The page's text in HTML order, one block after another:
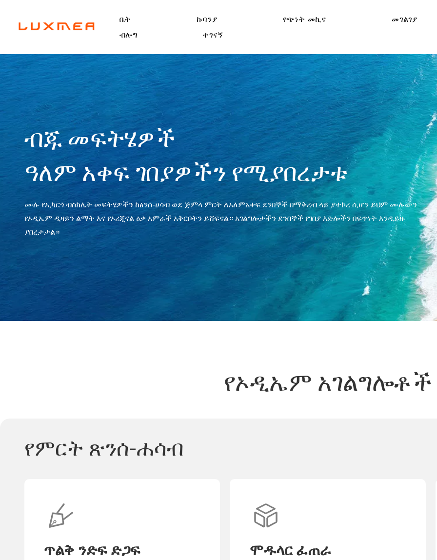
ቤት ኩባንያ የጭነት መኪና መገልገያ
ብሎግ
ተገናኝ
ብጁ መፍትሄዎች
ዓለም አቀፍ ገበያዎችን የሚያበረታቱ
ሙሉ የኢካርጎ ብስክሌት መፍትሄዎችን ከፅንሰ-ሀሳብ ወደ ጅምላ ምርት ለአለምአቀፍ ደንበኞች በማቅረብ ላይ ያተኮረ ሲሆን ይህም ሙሉውን
የኦዲኤም ዲዛይን ልማት እና የኦሪጂናል ዕቃ አምራች አቅርቦትን ይሸፍናል። አገልግሎታችን ደንበኞች የገበያ እድሎችን በፍጥነት እንዲይዙ
ያበረታታል።
የኦዲኤም አገልግሎቶች
የምርት ጽንሰ-ሐሳብ
ጥልቅ ንድፍ ድጋፍ ሞዱላር ፈጠራ